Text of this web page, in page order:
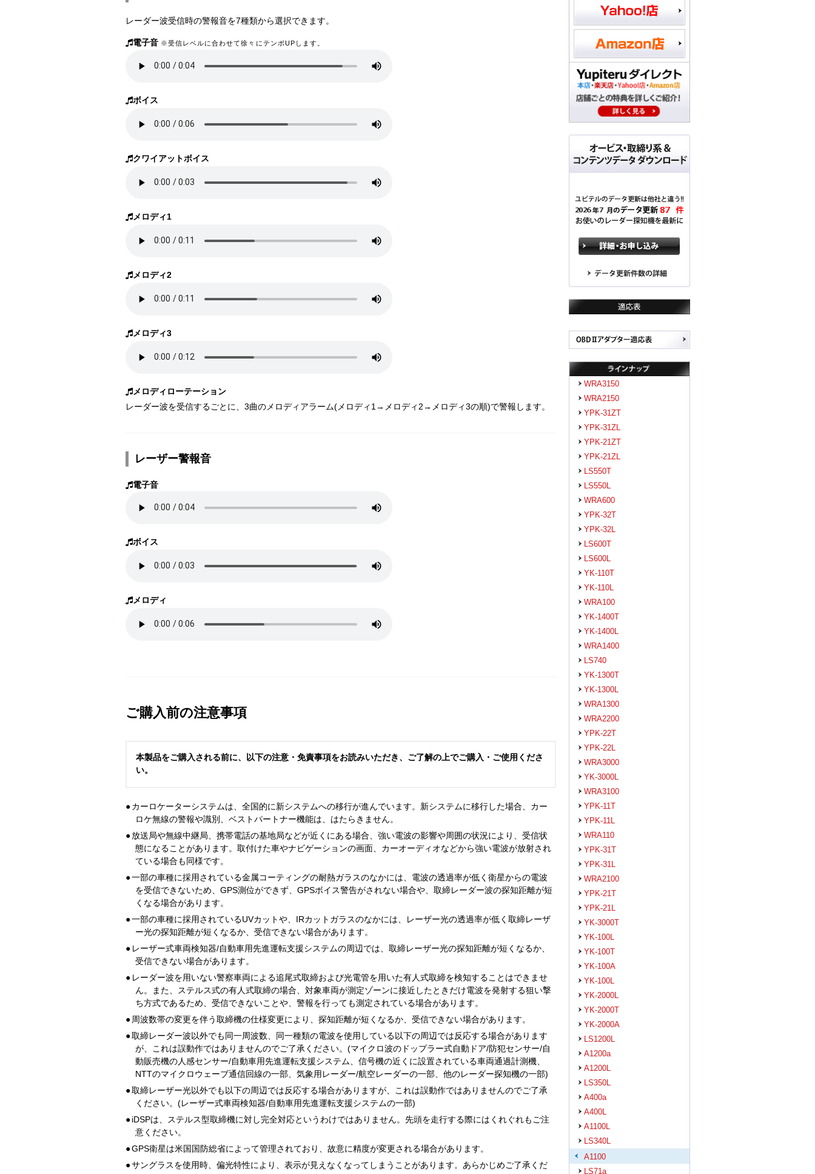
レーダー波受信時の警報音を7種類から選択できます。
電子音 ※受信レベルに合わせて徐々にテンポUPします。
ボイス
クワイアットボイス
メロディ1
メロディ2
メロディ3
メロディローテーション
レーダー波を受信するごとに、3曲のメロディアラーム(メロディ1→メロディ2→メロディ3の順)で警報します。
レーザー警報音
電子音
ボイス
メロディ
ご購入前の注意事項
本製品をご購入される前に、以下の注意・免責事項をお読みいただき、ご了解の上でご購入・ご使用くださ
い。
● カーロケーターシステムは、全国的に新システムへの移行が進んでいます。新システムに移行した場合、カー
ロケ無線の警報や識別、ベストパートナー機能は、はたらきません。
●放送局や無線中継局、携帯電話の基地局などが近くにある場合、強い電波の影響や周囲の状況により、受信状
態になることがあります。取付けた車やナビゲーションの画面、カーオーディオなどから強い電波が放射され
ている場合も同様です。
●一部の車種に採用されている金属コーティングの耐熱ガラスのなかには、電波の透過率が低く衛星からの電波
を受信できないため、GPS測位ができず、GPSボイス警告がされない場合や、取締レーダー波の探知距離が短
くなる場合があります。
●一部の車種に採用されているUVカットや、IRカットガラスのなかには、レーザー光の透過率が低く取締レーザ
ー光の探知距離が短くなるか、受信できない場合があります。
● レーザー式車両検知器/自動車用先進運転支援システムの周辺では、取締レーザー光の探知距離が短くなるか、
受信できない場合があります。
● レーダー波を用いない警察車両による追尾式取締および光電管を用いた有人式取締を検知することはできませ
ん。また、ステルス式の有人式取締の場合、対象車両が測定ゾーンに接近したときだけ電波を発射する狙い撃
ち方式であるため、受信できないことや、警報を行っても測定されている場合があります。
● 周波数帯の変更を伴う取締機の仕様変更により、探知距離が短くなるか、受信できない場合があります。
●取締レーダー波以外でも同一周波数、同一種類の電波を使用している以下の周辺では反応する場合があります
が、これは誤動作ではありませんのでご了承ください。(マイクロ波のドップラー式自動ドア/防犯センサー/自
動販売機の人感センサー/自動車用先進運転支援システム、信号機の近くに設置されている車両通過計測機、
NTTのマイクロウェーブ通信回線の一部、気象用レーダー/航空レーダーの一部、他のレーダー探知機の一部)
●取締レーザー光以外でも以下の周辺では反応する場合がありますが、これは誤動作ではありませんのでご了承
ください。(レーザー式車両検知器/自動車用先進運転支援システムの一部)
● iDSPは、ステルス型取締機に対し完全対応というわけではありません。先頭を走行する際にはくれぐれもご注
意ください。
●GPS衛星は米国国防総省によって管理されており、故意に精度が変更される場合があります。
●サングラスを使用時、偏光特性により、表示が見えなくなってしまうことがあります。あらかじめご了承くだ
WRA3150
WRA2150
YPK-31ZT
YPK-31ZL
YPK-21ZT
YPK-21ZL
LS550T
LS550L
WRA600
YPK-32T
YPK-32L
LS600T
LS600L
YK-110T
YK-110L
WRA100
YK-1400T
YK-1400L
WRA1400
LS740
YK-1300T
YK-1300L
WRA1300
WRA2200
YPK-22T
YPK-22L
WRA3000
YK-3000L
WRA3100
YPK-11T
YPK-11L
WRA110
YPK-31T
YPK-31L
WRA2100
YPK-21T
YPK-21L
YK-3000T
YK-100L
YK-100T
YK-100A
YK-100L
YK-2000L
YK-2000T
YK-2000A
LS1200L
A1200a
A1200L
LS350L
A400a
A400L
A1100L
LS340L
A1100
LS71a